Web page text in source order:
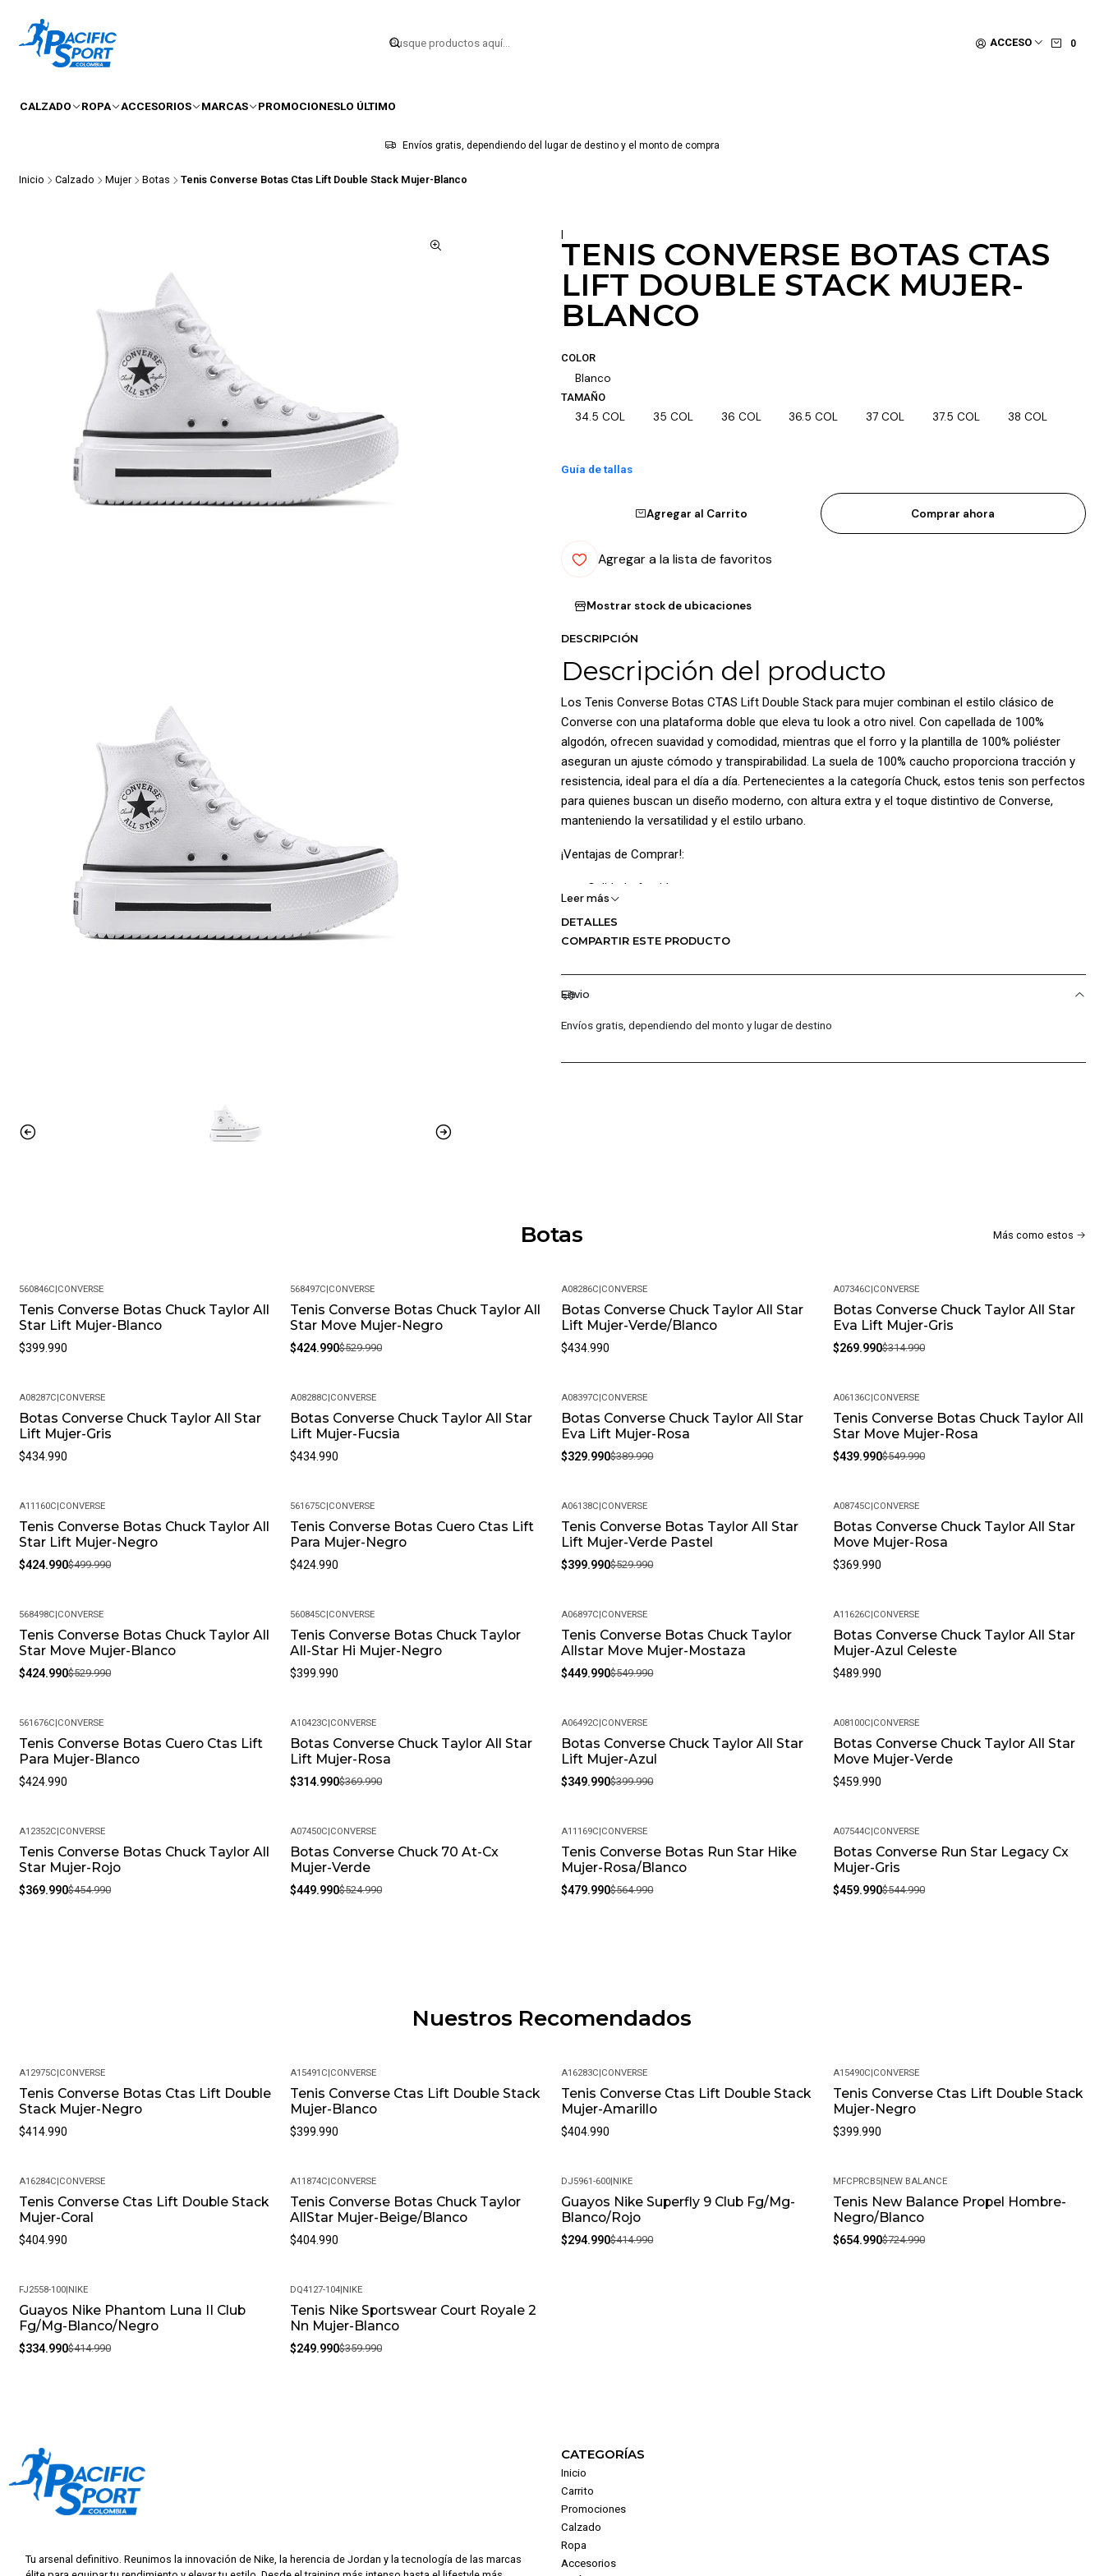
ACCESO 0
CALZADO ROPA ACCESORIOS MARCAS PROMOCIONESLO ÚLTIMO
Envíos gratis, dependiendo del lugar de destino y el monto de compra
Inicio Calzado Mujer Botas Tenis Converse Botas Ctas Lift Double Stack Mujer-Blanco
|
TENIS CONVERSE BOTAS CTAS
LIFT DOUBLE STACK MUJER-
BLANCO
COLOR
Blanco
TAMAÑO
34.5 COL 35 COL 36 COL 36.5 COL 37 COL 37.5 COL 38 COL
Guía de tallas
Agregar al Carrito Comprar ahora
Agregar a la lista de favoritos
Mostrar stock de ubicaciones
DESCRIPCIÓN
Descripción del producto
Los Tenis Converse Botas CTAS Lift Double Stack para mujer combinan el estilo clásico de
Converse con una plataforma doble que eleva tu look a otro nivel. Con capellada de 100%
algodón, ofrecen suavidad y comodidad, mientras que el forro y la plantilla de 100% poliéster
aseguran un ajuste cómodo y transpirabilidad. La suela de 100% caucho proporciona tracción y
resistencia, ideal para el día a día. Pertenecientes a la categoría Chuck, estos tenis son perfectos
para quienes buscan un diseño moderno, con altura extra y el toque distintivo de Converse,
manteniendo la versatilidad y el estilo urbano.
¡Ventajas de Comprar!:
Calidad ofrecida.
Confianza Total.
Servicio al Cliente Premium.
Preguntas Frecuentes
Sí, todos nuestros productos son 100% originales. Somos distribuidores autorizados de la
experiencia de compra sea completamente satisfa
Leer más
DETALLES
COMPARTIR ESTE PRODUCTO
Envio
Envíos gratis, dependiendo del monto y lugar de destino
Botas Más como estos
560846C|CONVERSE
Tenis Converse Botas Chuck Taylor All
Star Lift Mujer-Blanco
$399.990
-20%
568497C|CONVERSE
Tenis Converse Botas Chuck Taylor All
Star Move Mujer-Negro
$424.990$529.990
A08286C|CONVERSE
Botas Converse Chuck Taylor All Star
Lift Mujer-Verde/Blanco
$434.990
-14%
A07346C|CONVERSE
Botas Converse Chuck Taylor All Star
Eva Lift Mujer-Gris
$269.990$314.990
A08287C|CONVERSE
Botas Converse Chuck Taylor All Star
Lift Mujer-Gris
$434.990
A08288C|CONVERSE
Botas Converse Chuck Taylor All Star
Lift Mujer-Fucsia
$434.990
-15%
A08397C|CONVERSE
Botas Converse Chuck Taylor All Star
Eva Lift Mujer-Rosa
$329.990$389.990
-20%
A06136C|CONVERSE
Tenis Converse Botas Chuck Taylor All
Star Move Mujer-Rosa
$439.990$549.990
-15%
A11160C|CONVERSE
Tenis Converse Botas Chuck Taylor All
Star Lift Mujer-Negro
$424.990$499.990
561675C|CONVERSE
Tenis Converse Botas Cuero Ctas Lift
Para Mujer-Negro
$424.990
-25%
A06138C|CONVERSE
Tenis Converse Botas Taylor All Star
Lift Mujer-Verde Pastel
$399.990$529.990
A08745C|CONVERSE
Botas Converse Chuck Taylor All Star
Move Mujer-Rosa
$369.990
-20%
568498C|CONVERSE
Tenis Converse Botas Chuck Taylor All
Star Move Mujer-Blanco
$424.990$529.990
560845C|CONVERSE
Tenis Converse Botas Chuck Taylor
All-Star Hi Mujer-Negro
$399.990
-18%
A06897C|CONVERSE
Tenis Converse Botas Chuck Taylor
Allstar Move Mujer-Mostaza
$449.990$549.990
A11626C|CONVERSE
Botas Converse Chuck Taylor All Star
Mujer-Azul Celeste
$489.990
561676C|CONVERSE
Tenis Converse Botas Cuero Ctas Lift
Para Mujer-Blanco
$424.990
-15%
A10423C|CONVERSE
Botas Converse Chuck Taylor All Star
Lift Mujer-Rosa
$314.990$369.990
-13%
A06492C|CONVERSE
Botas Converse Chuck Taylor All Star
Lift Mujer-Azul
$349.990$399.990
A08100C|CONVERSE
Botas Converse Chuck Taylor All Star
Move Mujer-Verde
$459.990
-19%
A12352C|CONVERSE
Tenis Converse Botas Chuck Taylor All
Star Mujer-Rojo
$369.990$454.990
-14%
A07450C|CONVERSE
Botas Converse Chuck 70 At-Cx
Mujer-Verde
$449.990$524.990
-15%
A11169C|CONVERSE
Tenis Converse Botas Run Star Hike
Mujer-Rosa/Blanco
$479.990$564.990
-16%
A07544C|CONVERSE
Botas Converse Run Star Legacy Cx
Mujer-Gris
$459.990$544.990
Nuestros Recomendados
A12975C|CONVERSE
Tenis Converse Botas Ctas Lift Double
Stack Mujer-Negro
$414.990
A15491C|CONVERSE
Tenis Converse Ctas Lift Double Stack
Mujer-Blanco
$399.990
A16283C|CONVERSE
Tenis Converse Ctas Lift Double Stack
Mujer-Amarillo
$404.990
A15490C|CONVERSE
Tenis Converse Ctas Lift Double Stack
Mujer-Negro
$399.990
A16284C|CONVERSE
Tenis Converse Ctas Lift Double Stack
Mujer-Coral
$404.990
A11874C|CONVERSE
Tenis Converse Botas Chuck Taylor
AllStar Mujer-Beige/Blanco
$404.990
-29%
DJ5961-600|NIKE
Guayos Nike Superfly 9 Club Fg/Mg-
Blanco/Rojo
$294.990$414.990
-10%
MFCPRCB5|NEW BALANCE
Tenis New Balance Propel Hombre-
Negro/Blanco
$654.990$724.990
-19%
FJ2558-100|NIKE
Guayos Nike Phantom Luna II Club
Fg/Mg-Blanco/Negro
$334.990$414.990
-31%
DQ4127-104|NIKE
Tenis Nike Sportswear Court Royale 2
Nn Mujer-Blanco
$249.990$359.990
Tu arsenal definitivo. Reunimos la innovación de Nike, la herencia de Jordan y la tecnología de las marcas
CATEGORÍAS
Inicio
Carrito
Promociones
Calzado
Ropa
Accesorios